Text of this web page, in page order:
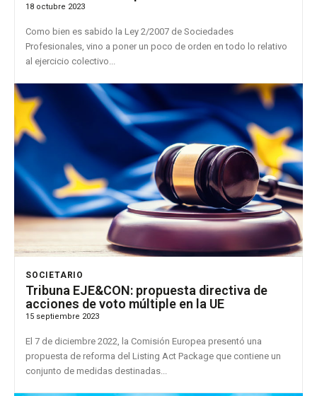
18 octubre 2023
Como bien es sabido la Ley 2/2007 de Sociedades
Profesionales, vino a poner un poco de orden en todo lo relativo
al ejercicio colectivo...
SOCIETARIO
Tribuna EJE&CON: propuesta directiva de
acciones de voto múltiple en la UE
15 septiembre 2023
El 7 de diciembre 2022, la Comisión Europea presentó una
propuesta de reforma del Listing Act Package que contiene un
conjunto de medidas destinadas...